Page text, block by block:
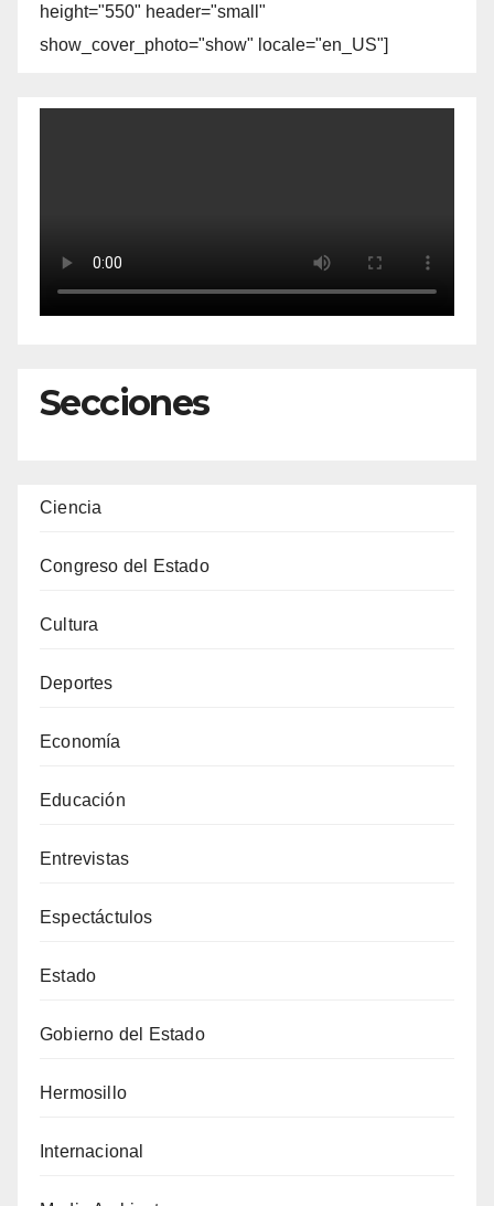
height="550" header="small"
show_cover_photo="show" locale="en_US"]
Secciones
Ciencia
Congreso del Estado
Cultura
Deportes
Economía
Educación
Entrevistas
Espectáctulos
Estado
Gobierno del Estado
Hermosillo
Internacional